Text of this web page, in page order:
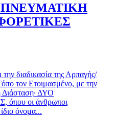
ΠΝΕΥΜΑΤΙΚΗ
διαδικασία της Αρπαγής/
τον Ετοιμασμένο, με την
Διάσταση· ΔΥΟ
οι άνθρωποι
όνομα...